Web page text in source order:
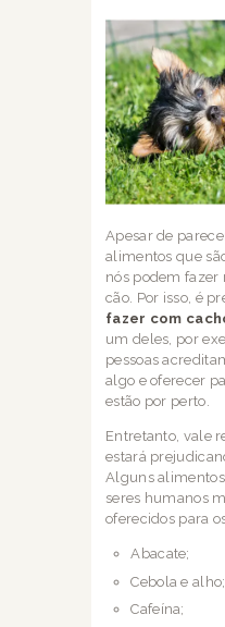
Apesar de
alimentos que
nós podem fazer
cão. Por isso, é
fazer com
um deles, por
pessoas
algo e oferecer
estão por perto.
Entretanto, vale
estará
Alguns
seres humanos
oferecidos para
Abacate;
Cebola e alho;
Cafeína;